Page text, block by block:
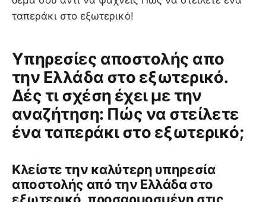
ταπεράκι στο εξωτερικό!
Υπηρεσίες αποστολής απο
την Ελλάδα στο εξωτερικό.
Δές τι σχέση έχει με την
αναζήτηση: Πώς να στείλετε
ένα ταπεράκι στο εξωτερικό;
Κλείστε την καλύτερη υπηρεσία
αποστολής από την Ελλάδα στο